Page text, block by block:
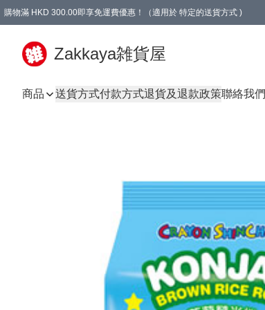
購物滿 HKD 300.00即享免運費優惠！（適用於 特定的送貨方式 )
Zakkaya雑貨屋
商品 送貨方式付款方式退貨及退款政策聯絡我們